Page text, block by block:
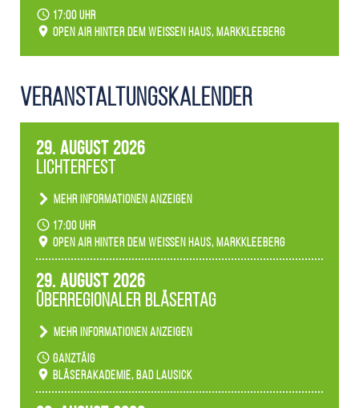
17:00 Uhr
Open Air hinter dem weißen Haus, Markkleeberg
Veranstaltungs­kalender
29. August 2026
Lichterfest
Mehr Informationen anzeigen
Becherlichter, Fackeln und Lichtinstallationen
verwandeln den agra-Park in einen farbigen
Märchenwald, der bei jedem Rundgang einen
Ambiente gibt es ein leuchtendes Konzert
unserer Fachbereiche.
17:00 Uhr
Open Air hinter dem weißen Haus, Markkleeberg
29. August 2026
Überregionaler Bläsertag
Mehr Informationen anzeigen
Teilnahme der Bläserklassen.
ganztäig
Bläserakademie, Bad Lausick